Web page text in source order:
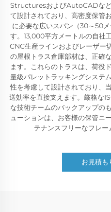
StructuresおよびAutoCADな
て設計されており、高密度保管
に必要な広いスパン（30～50
す。13,000平方メートルの自社
CNC生産ラインおよびレーザー
の屋根トラス倉庫部材は、正確
ます。これらのトラスは、荷役
量級パレットラッキングシステ
性を考慮して設計されており、
送効率を直接支えます。厳格な
な技術チームのバックアップの
ューションは、お客様の保管ニ
テナンスフリーなフレー
お見積も